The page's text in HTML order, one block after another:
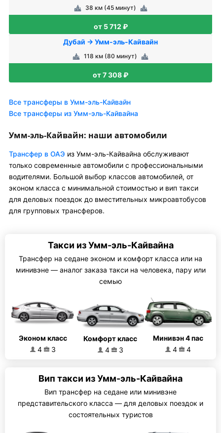
38 км (45 минут)
от 5 712 ₽
Дубай → Умм-эль-Кайвайн
118 км (80 минут)
от 7 308 ₽
Все трансферы в Умм-эль-Кайвайн
Все трансферы из Умм-эль-Кайвайна
Умм-эль-Кайвайн: наши автомобили
Трансфер в ОАЭ из Умм-эль-Кайвайна обслуживают
только современные автомобили с профессиональными
водителями. Большой выбор классов автомобилей, от
эконом класса с минимальной стоимостью и вип такси
для деловых поездок до вместительных микроавтобусов
для групповых трансферов.
Такси из Умм-эль-Кайвайна
Трансфер на седане эконом и комфорт класса или на
минивэне — аналог заказа такси на человека, пару или
семью
Эконом класс
4
3
Комфорт класс
4
3
Минивэн 4 пас
4
4
Вип такси из Умм-эль-Кайвайна
Вип трансфер на седане или минивэне
представительского класса — для деловых поездок и
состоятельных туристов